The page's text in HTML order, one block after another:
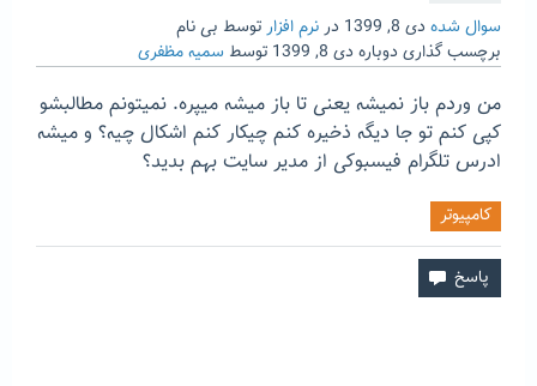
سوال شده دی 8, 1399 درنرم افزارتوسط بی نام
برچسب گذاری دوباره دی 8, 1399 توسط سمیه مظفری
من وردم باز نمیشه یعنی تا باز میشه میپره. نمیتونم مطالبشو
کپی کنم تو جا دیگه ذخیره کنم چیکار کنم اشکال چیه؟ و میشه
ادرس تلگرام فیسبوکی از مدیر سایت بهم بدید؟
کامپیوتر